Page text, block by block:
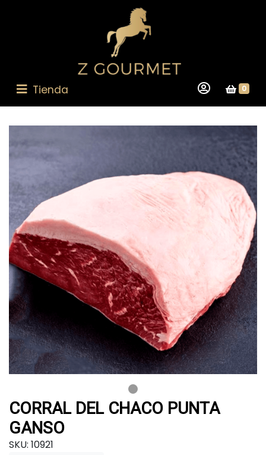
Tienda 0
CORRAL DEL CHACO PUNTA
GANSO
SKU: 10921